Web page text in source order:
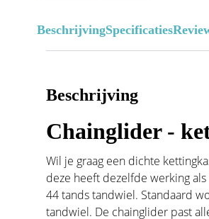
BeschrijvingSpecificaties
Beschrijving
Chainglider -
Wil je graag een dichte
deze heeft dezelfde werking
44 tands tandwiel. Standaard
tandwiel. De chainglider past